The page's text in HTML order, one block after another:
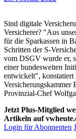
Sind digitale
Versicherer? "Aus
für die Sparkassen in
Schritten der S-
vom DSGV wurde er,
einer bundesweiten
entwickelt", konstatiert
Provinzial-Chef
Jetzt Plus-Mitglied
Artikeln auf
Login für Abonnenten